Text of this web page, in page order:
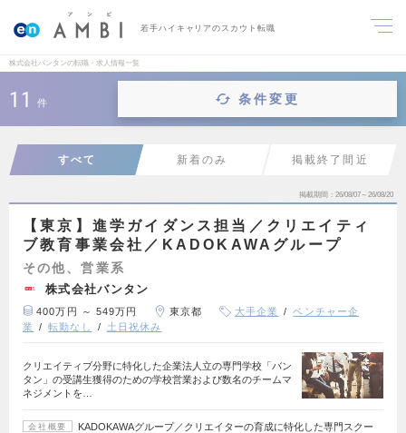
若手ハイキャリアのスカウト転職
株式会社バンタンの転職・求人情報一覧
11 件 条件変更
すべて 新着のみ 掲載終了間近
掲載期間 26/08/07～26/08/20
【東京】進学ガイダンス担当／クリエイティ
ブ教育事業会社／KADOKAWAグループ
その他、営業系
株式会社バンタン
400万円 ～ 549万円 東京都 大手企業
ベンチャー企
業
転勤なし 土日祝休み
クリエイティブ分野に特化した企業法人立の専門学校「バン
タン」の受講生獲得のための学校営業および数名のチームマ
ネジメントを…
会社概要
KADOKAWAグループ／クリエイターの育成に特化した専門スクー